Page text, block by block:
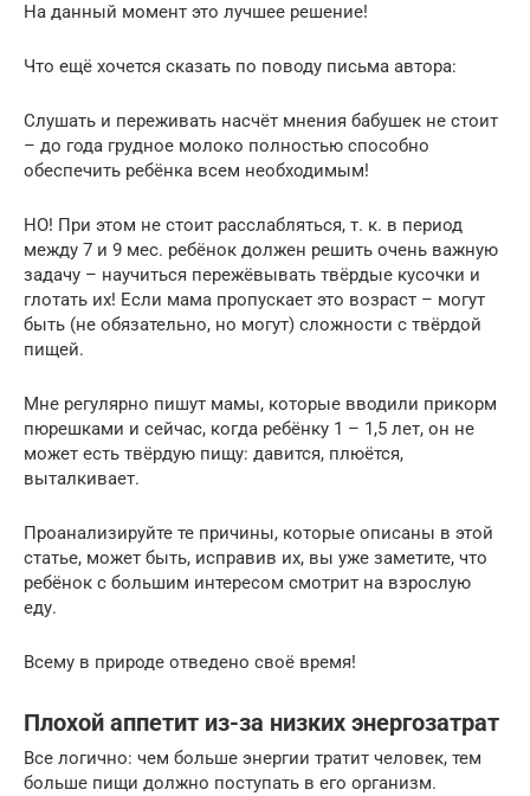
На данный момент это лучшее решение!
Что ещё хочется сказать по поводу письма автора:
Слушать и переживать насчёт мнения бабушек не стоит
– до года грудное молоко полностью способно
обеспечить ребёнка всем необходимым!
НО! При этом не стоит расслабляться, т. к. в период
между 7 и 9 мес. ребёнок должен решить очень важную
задачу – научиться пережёвывать твёрдые кусочки и
глотать их! Если мама пропускает это возраст – могут
быть (не обязательно, но могут) сложности с твёрдой
пищей.
Мне регулярно пишут мамы, которые вводили прикорм
пюрешками и сейчас, когда ребёнку 1 – 1,5 лет, он не
может есть твёрдую пищу: давится, плюётся,
выталкивает.
Проанализируйте те причины, которые описаны в этой
статье, может быть, исправив их, вы уже заметите, что
ребёнок с большим интересом смотрит на взрослую
еду.
Всему в природе отведено своё время!
Плохой аппетит из-за низких энергозатрат
Все логично: чем больше энергии тратит человек, тем
больше пищи должно поступать в его организм.